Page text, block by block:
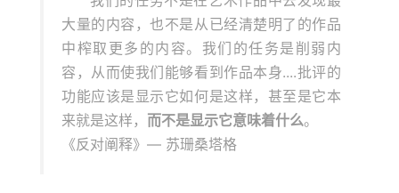
大量的内容，也不是从已经清楚明了的作品
中榨取更多的内容。我们的任务是削弱内
容，从而使我们能够看到作品本身....批评的
功能应该是显示它如何是这样，甚至是它本
来就是这样， 而不是显示它意味着什么。
《反对阐释》— 苏珊桑塔格